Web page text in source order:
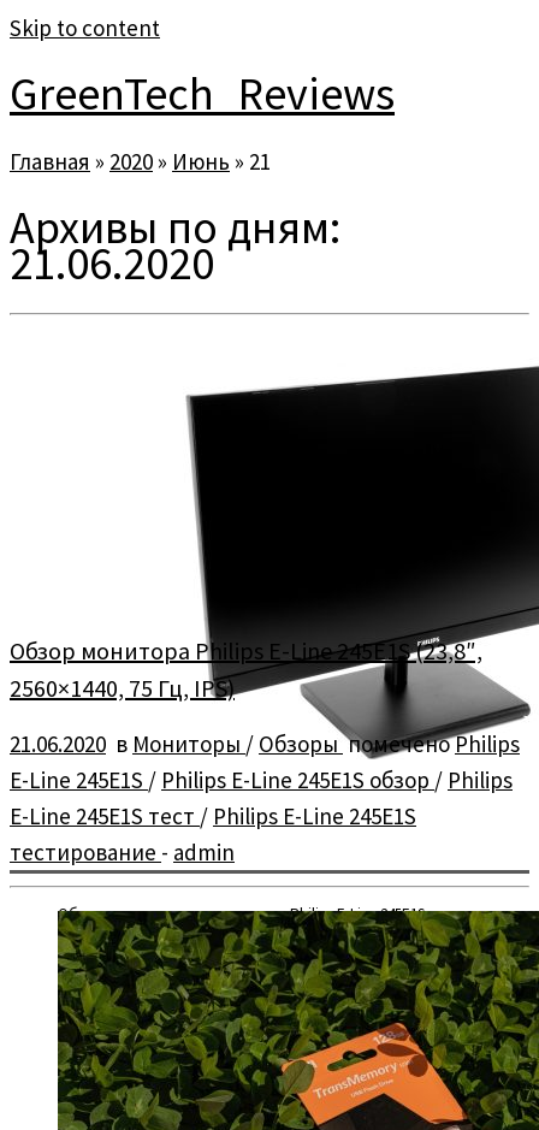
Skip to content
GreenTech_Reviews
Главная » 2020 » Июнь » 21
Архивы по дням:
21.06.2020
Обзор и тестирование монитора Philips E-Line 245E1S
Обзор монитора Philips E-Line 245E1S (23,8″,
2560×1440, 75 Гц, IPS)
21.06.2020 в Мониторы / Обзоры помеченоPhilips
E-Line 245E1S / Philips E-Line 245E1S обзор / Philips
E-Line 245E1S тест / Philips E-Line 245E1S
тестирование - admin